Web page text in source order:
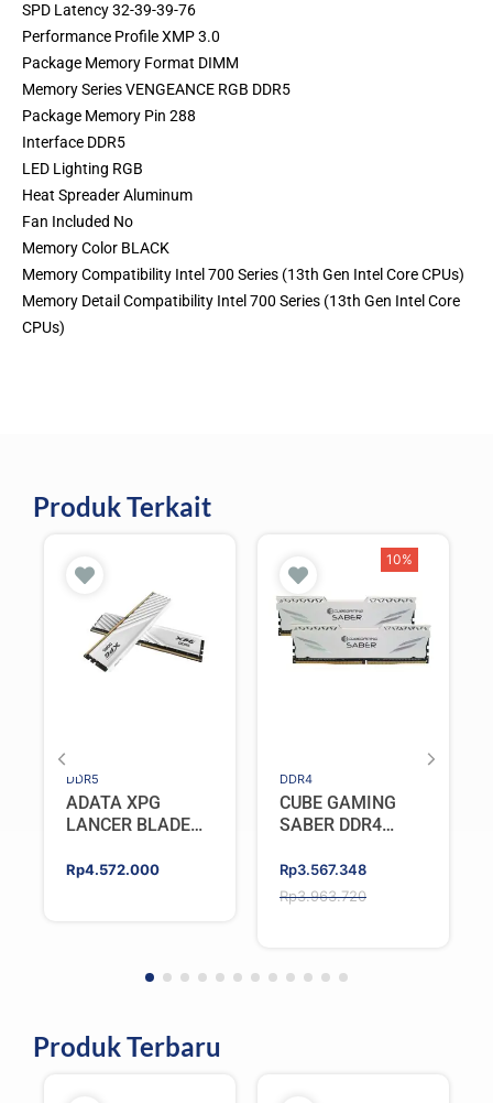
SPD Latency 32-39-39-76
Performance Profile XMP 3.0
Package Memory Format DIMM
Memory Series VENGEANCE RGB DDR5
Package Memory Pin 288
Interface DDR5
LED Lighting RGB
Heat Spreader Aluminum
Fan Included No
Memory Color BLACK
Memory Compatibility Intel 700 Series (13th Gen Intel Core CPUs)
Memory Detail Compatibility Intel 700 Series (13th Gen Intel Core
CPUs)
Produk Terkait
DDR5
ADATA XPG
LANCER BLADE
(2X8GB) 5600MHz
Rp4.572.000
10%
DDR4
CUBE GAMING
SABER DDR4
3200MHz Dual
Channel
Rp3.963.720
Original
price
Rp3.567.348
Current
price
Produk Terbaru